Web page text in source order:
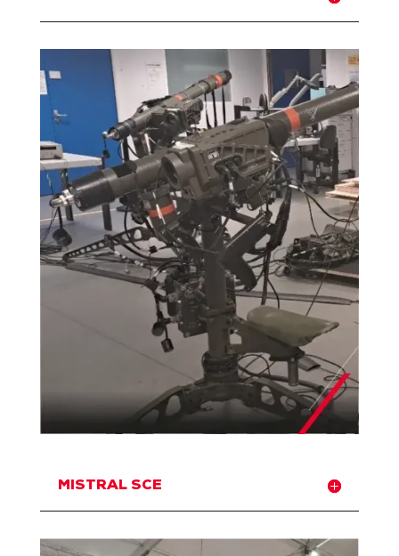
MISTRAL SCE